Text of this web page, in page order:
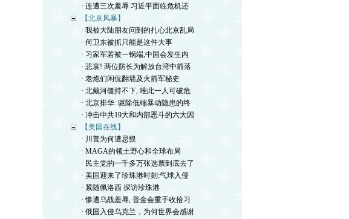
· 连遭三次羞辱 习近平面临危机还
【北京风暴】
· 我被大陆朋友问到的扎心北京乱局
· 何卫东被抓只能是这件大事
· 习家军若被一锅端,中国会发生内
· 悲哀! 两位防长为解放台湾中箭落
· 老炮们闲侃翻墙及火箭军秘史
· 北戴河僵持不下, 唯此一人可破危
· 北京排华: 驱除低端暴动隐患的终
· 冲击中共19大和内部恶斗的六大因
【美国在线】
· 川普为何遭忌恨
· MAGA的领土野心和全球布局
· 民主党的一千多万张选票到底去了
· 美国迎来了珍珠港时刻:气球入侵
· 紧随佩洛西 探访珍珠港
· 惨遭乌战羞辱, 普金会重手收拾习
· 俄国入侵乌克兰，为何世界会感谢